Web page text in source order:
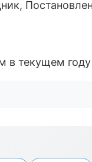
текущем году